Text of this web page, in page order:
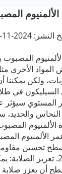
2024-11-22 16:33:14
المصبوب
المواد الأخرى
ولكن يمكننا
في
المستوي
والحديد،
الألمنيوم
تحسين
عالي الضغط 2. تعزيز